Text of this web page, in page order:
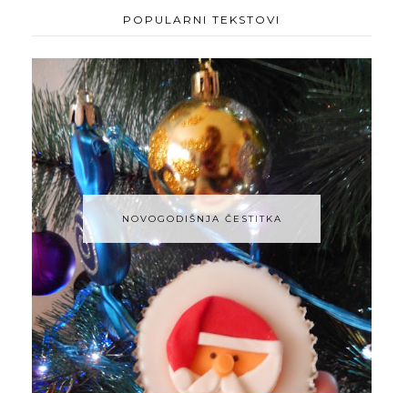
POPULARNI TEKSTOVI
NOVOGODIŠNJA ČESTITKA